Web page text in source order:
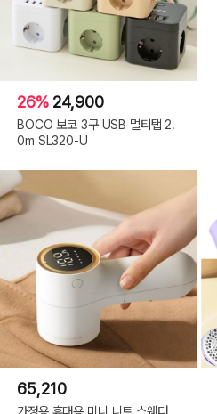
26% 24,900
BOCO 보코 3구 USB 멀티탭 2.
0m SL320-U
65,210
가정용 휴대용 미니 니트 스웨터